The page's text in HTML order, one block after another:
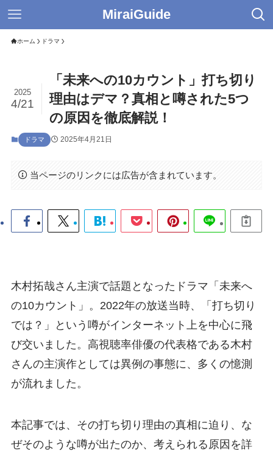
MiraiGuide
ホーム ドラマ
「未来への10カウント」打ち切り
理由はデマ？真相と噂された5つ
の原因を徹底解説！
2025
4/21
ドラマ 2025年4月21日
当ページのリンクには広告が含まれています。
木村拓哉さん主演で話題となったドラマ「未来へ
の10カウント」。2022年の放送当時、「打ち切り
では？」という噂がインターネット上を中心に飛
び交いました。高視聴率俳優の代表格である木村
さんの主演作としては異例の事態に、多くの憶測
が流れました。
本記事では、その打ち切り理由の真相に迫り、な
ぜそのような噂が出たのか、考えられる原因を詳